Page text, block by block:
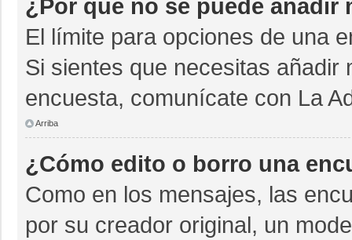
¿Por qué no se puede añadir
El límite para opciones de una
Si sientes que necesitas añadir
encuesta, comunícate con La
Arriba
¿Cómo edito o borro una
Como en los mensajes, las
por su creador original, un